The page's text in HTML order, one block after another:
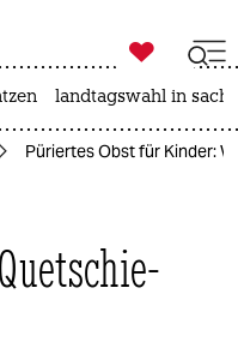

taz zahl ich
landtagswahl in
Püriertes Obst für Kinder: